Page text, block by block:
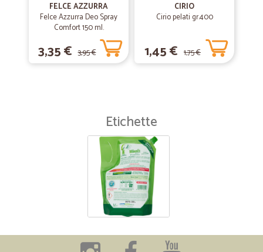
FELCE AZZURRA
Felce Azzurra Deo Spray
Comfort 150 ml.
3,35 € 3,95 €
CIRIO
Cirio pelati gr.400
1,45 € 1,75 €
Etichette